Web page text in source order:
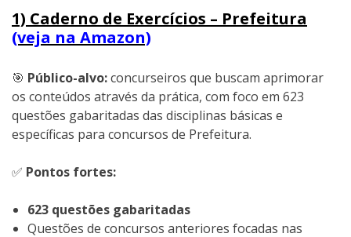
1) Caderno de Exercícios – Prefeitura
(veja na Amazon)
🎯 Público-alvo:concurseiros que buscam aprimorar
os conteúdos através da prática, com foco em 623
questões gabaritadas das disciplinas básicas e
específicas para concursos de Prefeitura.
✅ Pontos fortes:
623 questões gabaritadas
Questões de concursos anteriores focadas nas